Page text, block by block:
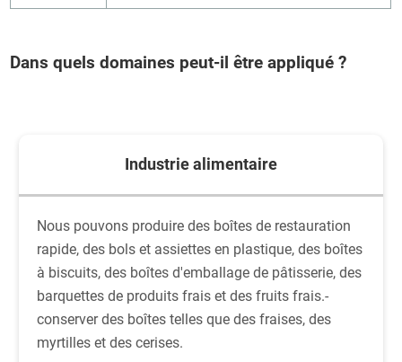
Dans quels domaines peut-il être appliqué ?
Industrie alimentaire
Nous pouvons produire des boîtes de restauration
rapide, des bols et assiettes en plastique, des boîtes
à biscuits, des boîtes d'emballage de pâtisserie, des
barquettes de produits frais et des fruits frais.-
conserver des boîtes telles que des fraises, des
myrtilles et des cerises.